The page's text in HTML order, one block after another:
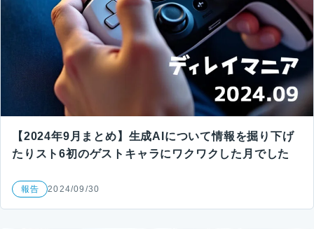
【2024年9月まとめ】生成AIについて情報を掘り下げ
たりスト6初のゲストキャラにワクワクした月でした
報告 2024/09/30